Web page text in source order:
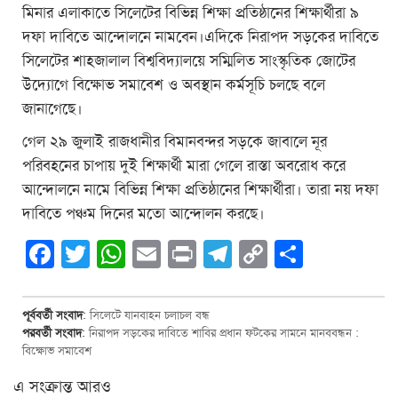
মিনার এলাকাতে সিলেটের বিভিন্ন শিক্ষা প্রতিষ্ঠানের শিক্ষার্থীরা ৯
দফা দাবিতে আন্দোলনে নামবেন।এদিকে নিরাপদ সড়কের দাবিতে
সিলেটের শাহজালাল বিশ্ববিদ্যালয়ে সম্মিলিত সাংস্কৃতিক জোটের
উদ্যোগে বিক্ষোভ সমাবেশ ও অবস্থান কর্মসূচি চলছে বলে
জানাগেছে।
গেল ২৯ জুলাই রাজধানীর বিমানবন্দর সড়কে জাবালে নূর
পরিবহনের চাপায় দুই শিক্ষার্থী মারা গেলে রাস্তা অবরোধ করে
আন্দোলনে নামে বিভিন্ন শিক্ষা প্রতিষ্ঠানের শিক্ষার্থীরা। তারা নয় দফা
দাবিতে পঞ্চম দিনের মতো আন্দোলন করছে।
Facebook
Twitter
WhatsApp
Email
PrintTelegram
Copy
পূর্ববর্তী সংবাদ:সিলেটে যানবাহন চলাচল বন্ধ
পরবর্তী সংবাদ:নিরাপদ সড়কের দাবিতে শাবির প্রধান ফটকের সামনে মানববন্ধন :
বিক্ষোভ সমাবেশ
এ সংক্রান্ত আরও